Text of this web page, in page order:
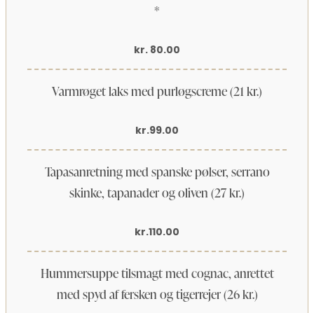
*
kr. 80.00
Varmrøget laks med purløgscreme (21 kr.)
kr.99.00
Tapasanretning med spanske pølser, serrano
skinke, tapanader og oliven (27 kr.)
kr.110.00
Hummersuppe tilsmagt med cognac, anrettet
med spyd af fersken og tigerrejer (26 kr.)